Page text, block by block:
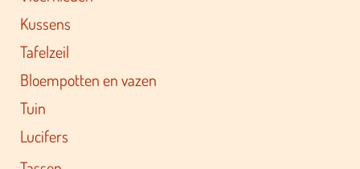
Kussens
Tafelzeil
Bloempotten en vazen
Tuin
Lucifers